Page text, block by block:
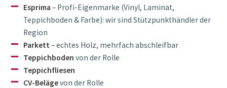
Esprima – Profi-Eigenmarke (Vinyl, Laminat,
Teppichboden & Farbe): wir sind Stützpunkthändler der
Region
Parkett – echtes Holz, mehrfach abschleifbar
Teppichboden von der Rolle
Teppichfliesen
CV-Belägevon der Rolle